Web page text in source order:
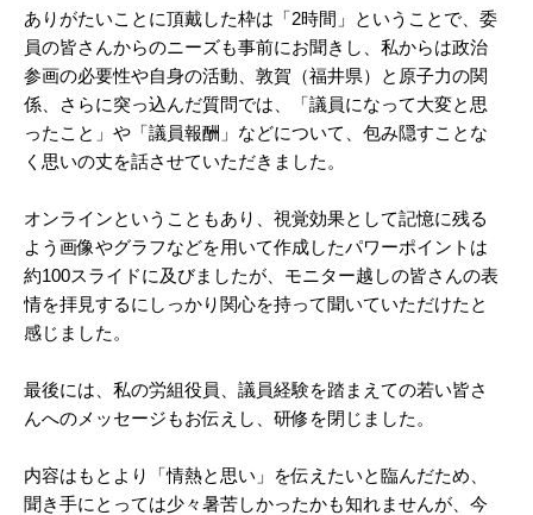
ありがたいことに頂戴した枠は「2時間」ということで、委
員の皆さんからのニーズも事前にお聞きし、私からは政治
参画の必要性や自身の活動、敦賀（福井県）と原子力の関
係、さらに突っ込んだ質問では、「議員になって大変と思
ったこと」や「議員報酬」などについて、包み隠すことな
く思いの丈を話させていただきました。
オンラインということもあり、視覚効果として記憶に残る
よう画像やグラフなどを用いて作成したパワーポイントは
約100スライドに及びましたが、モニター越しの皆さんの表
情を拝見するにしっかり関心を持って聞いていただけたと
感じました。
最後には、私の労組役員、議員経験を踏まえての若い皆さ
んへのメッセージもお伝えし、研修を閉じました。
内容はもとより「情熱と思い」を伝えたいと臨んだため、
聞き手にとっては少々暑苦しかったかも知れませんが、今